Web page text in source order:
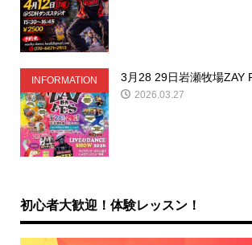
INFORMATION 3月28 29日岩瀬牧場ZAY
2026.03.27
初心者大歓迎！体験レッスン！